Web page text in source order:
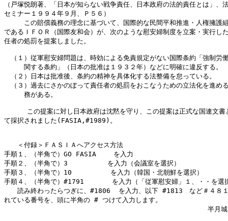
（戸塚悦朗著、「日本が知らない戦争責任、日本政府の法的責任とは」、
セミナー１９９４年９月、Ｐ５６）
この賠償義務の理念に基づいて、国際的な民間平和推進・人権擁護
であるＩＦＯＲ（国際友和会）が、次のような慰安婦制度を立案・実行し
任者の処罰を提案しました。
（１）従軍慰安婦問題は、時効による免責規定がない国際条約「強制労
関する条約」（日本の批准は１９３２年）などに明確に違反する。
（２）日本は批准後、条約の精神を具体化する法整備を怠っている。
（３）過去にさかのぼって責任者の処罰をおこなうための立法化を進め
務がある。
　この提案に対し日本政府は沈黙を守り、この提案は正式な国連文書
て採択されました(FASIA,#1989)。
＜付録＞ＦＡＳＩＡへアクセス方法
手順１、（半角で）GO FASIA 　　を入力
手順２、（半角で）3　　　　　　を入力（会議室を選択）
手順３、（半角で）10   　　　　を入力（韓国・北朝鮮を選択）
手順４、（半角で）#1791　　 　 を入力（「従軍慰安婦」１、・・を選
読み終わったらつぎに、#1806  を入力、以下 #1813　など＃４８
れている番号を、頭に半角の # つけて入力します。
                                                  半月城